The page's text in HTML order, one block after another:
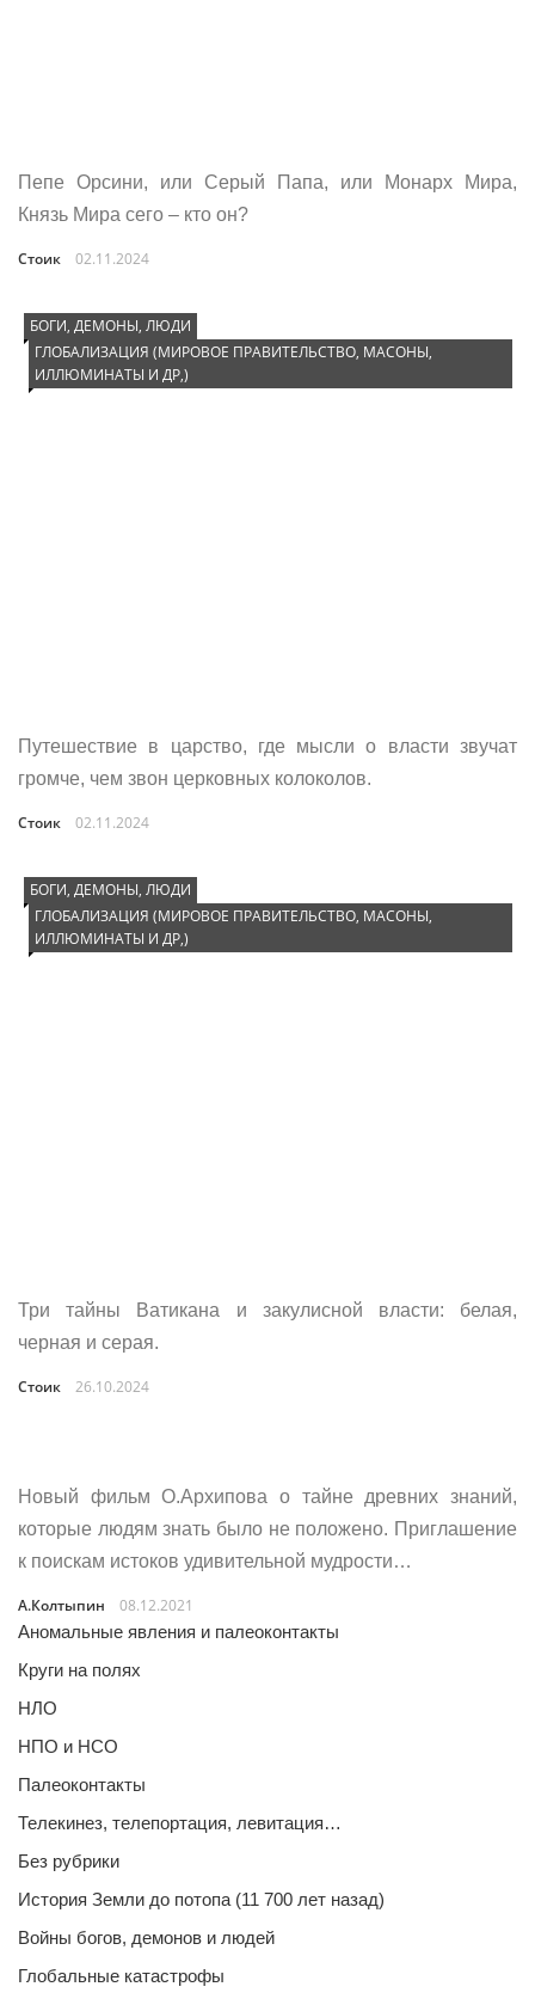
Пепе Орсини, или Серый Папа, или Монарх Мира,
Князь Мира сего – кто он?
Стоик 02.11.2024
БОГИ, ДЕМОНЫ, ЛЮДИ
ГЛОБАЛИЗАЦИЯ (МИРОВОЕ ПРАВИТЕЛЬСТВО, МАСОНЫ,
ИЛЛЮМИНАТЫ И ДР,)
Путешествие в царство, где мысли о власти звучат
громче, чем звон церковных колоколов.
Стоик 02.11.2024
БОГИ, ДЕМОНЫ, ЛЮДИ
ГЛОБАЛИЗАЦИЯ (МИРОВОЕ ПРАВИТЕЛЬСТВО, МАСОНЫ,
ИЛЛЮМИНАТЫ И ДР,)
Три тайны Ватикана и закулисной власти: белая,
черная и серая.
Стоик 26.10.2024
Новый фильм О.Архипова о тайне древних знаний,
которые людям знать было не положено. Приглашение
к поискам истоков удивительной мудрости…
А.Колтыпин
08.12.2021
Аномальные явления и палеоконтакты
Круги на полях
НЛО
НПО и НСО
Палеоконтакты
Телекинез, телепортация, левитация…
Без рубрики
История Земли до потопа (11 700 лет назад)
Войны богов, демонов и людей
Глобальные катастрофы